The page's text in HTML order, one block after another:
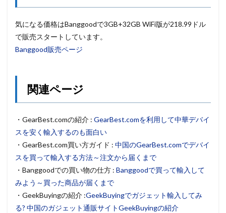
気になる価格はBanggoodで3GB+32GB WiFi版が218.99ドル
で販売スタートしています。
Banggood販売ページ
関連ページ
・GearBest.comの紹介 : GearBest.comを利用して中華デバイ
スを安く輸入するのも面白い
・GearBest.com買い方ガイド : 中国のGearBest.comでデバイ
スを買って輸入する方法～注文から届くまで
・Banggoodでの買い物の仕方 : Banggoodで買って輸入して
みよう～買った商品が届くまで
・GeekBuyingの紹介 :GeekBuyingでガジェット輸入してみ
る? 中国のガジェット通販サイトGeekBuyingの紹介